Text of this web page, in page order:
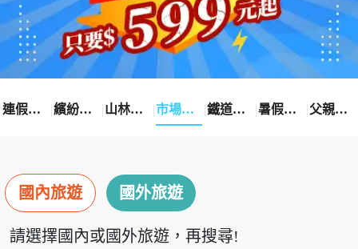
連假卡位趣 繽紛花漾季 山林輕旅行 市場最低價 鐵道觀光之旅 暑假熱賣中 父親節優惠
國內旅遊 國外旅遊
請選擇國內或國外旅遊，再搜尋!